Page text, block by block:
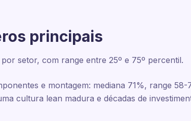
principais
por setor, com range entre 25º e 75º percentil.
e montagem: mediana 71%, range
cultura lean madura e décadas de